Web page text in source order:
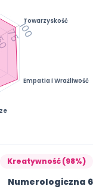
Towarzyskość
Empatia i Wrażliwość
75100
Kreatywność (98%)
Numerologiczna 6